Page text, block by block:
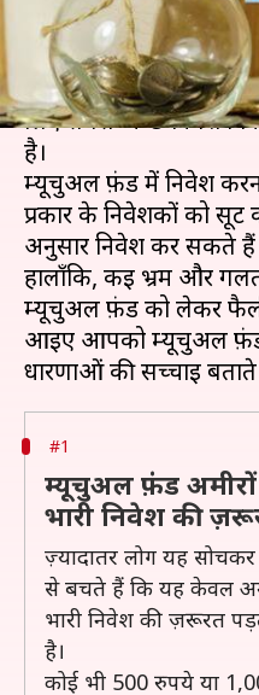
क्या है खबर?
म्यूचुअल फ़ंड, ज़्यादा
लिए सबसे अच्छे निवेश
है।
म्यूचुअल फ़ंड में निवेश
प्रकार के निवेशकों को
अनुसार निवेश कर सकते
हालाँकि, कई भ्रम और
म्यूचुअल फ़ंड को लेकर
आइए आपको म्यूचुअल
#1
म्यूचुअल फ़ंड
भारी निवेश की
ज़्यादातर लोग यह
से बचते हैं कि यह केवल
भारी निवेश की ज़रूरत
है।
कोई भी 500 रुपये या